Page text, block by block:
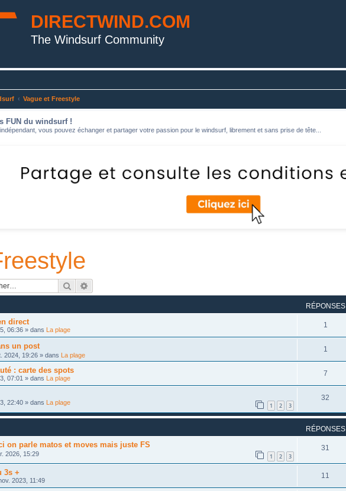
DIRECTWIND.COM
The Windsurf Community
Vague et Freestyle
FUN du windsurf !
vous pouvez échanger et partager votre passion pour le windsurf, librement et sans prise de tête...
Rechercher
RÉPONSES
direct
06:36 » dans La plage
1
un post
2024, 19:26 » dans La plage
1
: carte des spots
07:01 » dans La plage
7
22:40 » dans La plage 1 2 3
32
RÉPONSES
on parle matos et moves mais juste FS
2026, 15:29 1 2 3
31
3s +
2023, 11:49
11